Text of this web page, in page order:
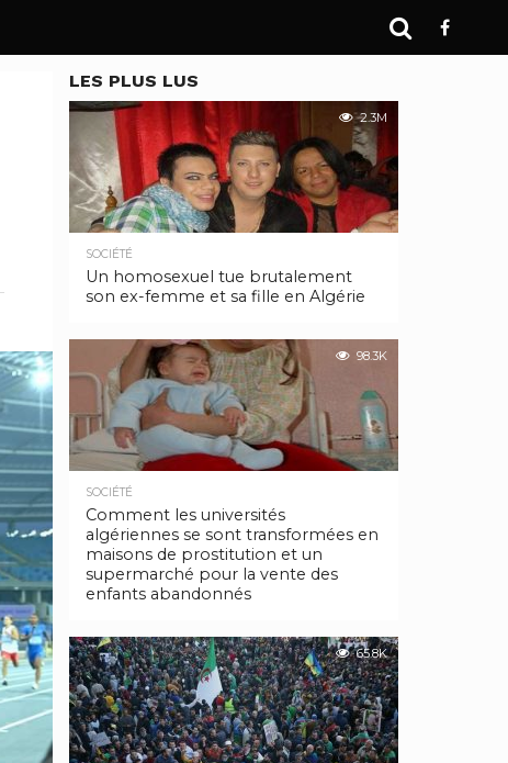
LES PLUS LUS
2.3M
SOCIÉTÉ
Un homosexuel tue brutalement
son ex-femme et sa fille en Algérie
98.3K
SOCIÉTÉ
Comment les universités
algériennes se sont transformées en
maisons de prostitution et un
supermarché pour la vente des
enfants abandonnés
65.8K